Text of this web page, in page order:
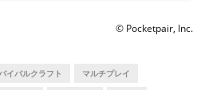
© Pocketpair, Inc.
イバルクラフト マルチプレイ